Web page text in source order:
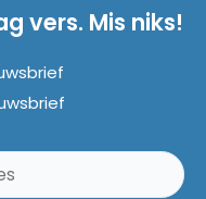
vers. Mis niks!